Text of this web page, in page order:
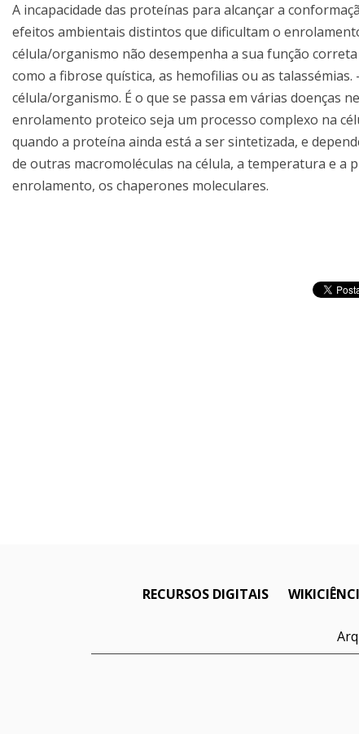
A incapacidade das proteínas para alcançar a
efeitos ambientais distintos que dificultam o
célula/organismo não desempenha a sua função
como a fibrose quística, as hemofilias ou as
célula/organismo. É o que se passa em várias doenças
enrolamento proteico seja um processo complexo na
quando a proteína ainda está a ser sintetizada, e
de outras macromoléculas na célula, a temperatura e a
enrolamento, os chaperones moleculares.
RECURSOS DIGITAIS